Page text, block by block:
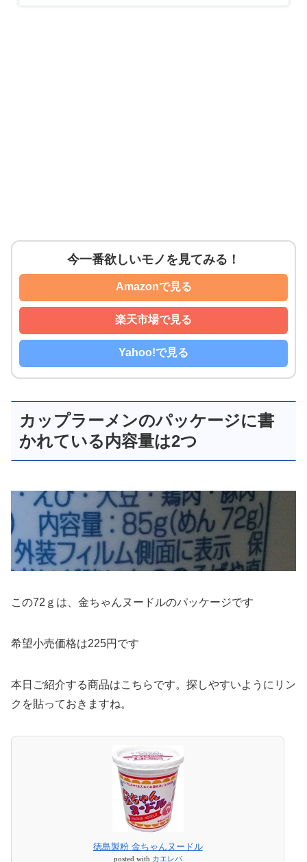
今一番欲しいモノを見てみる！
Amazonで見る
楽天市場で見る
Yahoo!で見る
カップラーメンのパッケージに書
かれている内容量は2つ
この72ｇは、金ちゃんヌードルのパッケージです
希望小売価格は225円です
本日ご紹介する商品はこちらです。探しやすいようにリン
クを貼っておきますね。
徳島製粉 金ちゃんヌードル
posted with カエレバ